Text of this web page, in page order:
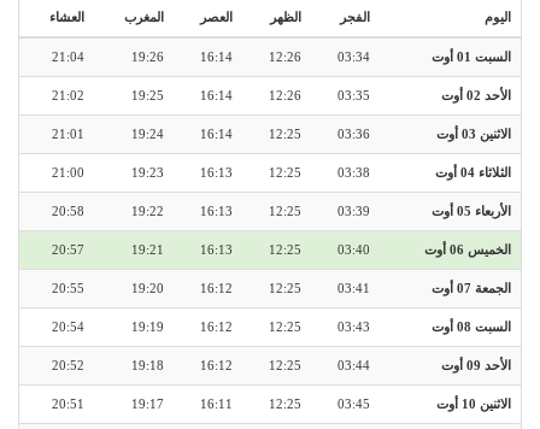
اليوم الفجر الظهر العصر المغرب العشاء
السبت 01 أوت 03:34
12:26
16:14
19:26
21:04
الأحد 02 أوت 03:35
12:26
16:14
19:25
21:02
الاثنين 03 أوت 03:36
12:25
16:14
19:24
21:01
الثلاثاء 04 أوت 03:38
12:25
16:13
19:23
21:00
الأربعاء 05 أوت 03:39
12:25
16:13
19:22
20:58
الخميس 06 أوت 03:40
12:25
16:13
19:21
20:57
الجمعة 07 أوت 03:41
12:25
16:12
19:20
20:55
السبت 08 أوت 03:43
12:25
16:12
19:19
20:54
الأحد 09 أوت 03:44
12:25
16:12
19:18
20:52
الاثنين 10 أوت 03:45
12:25
16:11
19:17
20:51